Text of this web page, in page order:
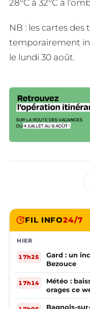
28°C à 32°C à
NB : les cartes
temporairement
le lundi 30 août.
FIL INFO24/7
HIER
17h25
Gard : un
Bezouce
17h14
Météo :
orages ce
Bagnols-